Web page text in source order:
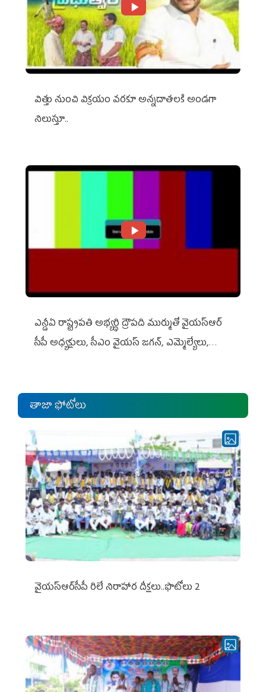
విత్తు నుంచి విక్రయం వరకూ అన్నదాతలకి అండగా
నిలుస్తూ..
ఎన్డీఏ రాష్ట్ర‌ప‌తి అభ్య‌ర్థి ద్రౌప‌ది ముర్ముతో వైయ‌స్ఆర్
సీపీ అధ్య‌క్షులు, సీఎం వైయ‌స్ జ‌గ‌న్, ఎమ్మెల్యేలు,
తాజా ఫోటోలు
వైయ‌స్ఆర్‌సీపీ రిలే నిరాహార దీక్షలు..ఫొటోలు 2